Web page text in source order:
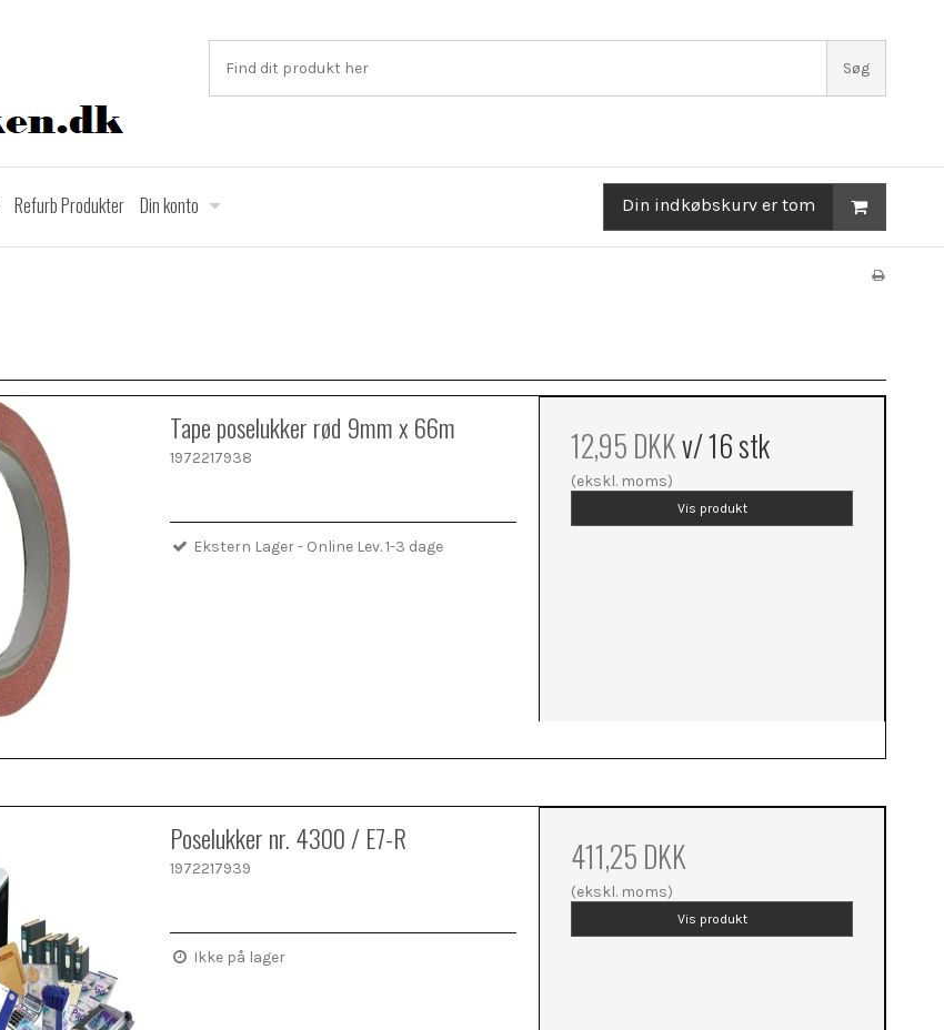
Søg
Refurb Produkter Din konto Din indkøbskurv er tom
Tape poselukker rød 9mm x 66m
1972217938
Ekstern Lager - Online Lev. 1-3 dage
12,95 DKKv/ 16 stk
(ekskl. moms)
Vis produkt
Poselukker nr. 4300 / E7-R
1972217939
Ikke på lager
411,25 DKK
(ekskl. moms)
Vis produkt